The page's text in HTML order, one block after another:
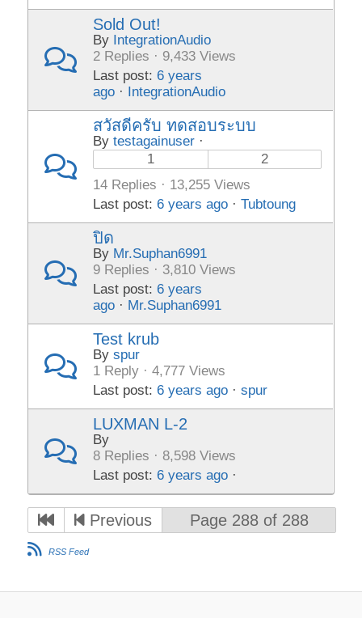
Sold Out!
By IntegrationAudio
2 Replies · 9,433 Views
Last post:6 years
ago · IntegrationAudio
สวัสดีครับ ทดสอบระบบ
Bytestagainuser ·
1
2
14 Replies · 13,255 Views
Last post:6 years ago ·Tubtoung
ปิด
By Mr.Suphan6991
9 Replies · 3,810 Views
Last post:6 years
ago · Mr.Suphan6991
Test krub
Byspur
1 Reply · 4,777 Views
Last post:6 years ago ·spur
LUXMAN L-2
By
8 Replies · 8,598 Views
Last post:6 years ago ·
Previous Page 288 of 288
RSS Feed